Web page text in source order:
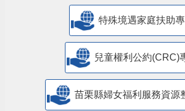
特殊境遇家庭扶助
兒童權利公約(CRC)
苗栗縣婦女福利服務資源